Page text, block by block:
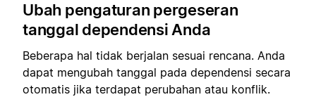
Ubah pengaturan pergeseran
tanggal dependensi Anda
Beberapa hal tidak berjalan sesuai rencana. Anda
dapat mengubah tanggal pada dependensi secara
otomatis jika terdapat perubahan atau konflik.